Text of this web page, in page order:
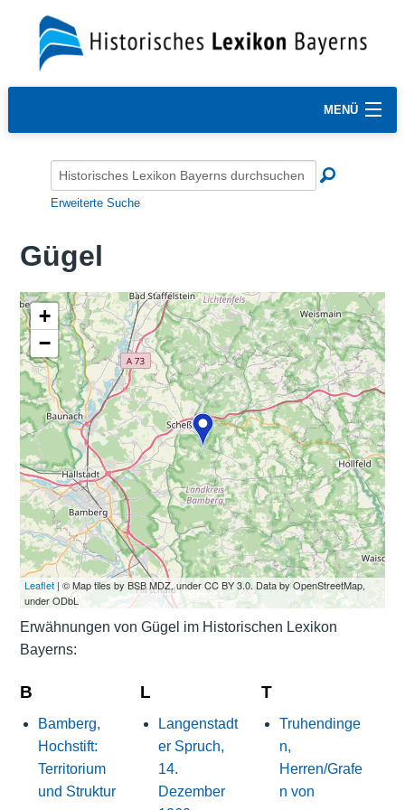
MENÜ
Erweiterte Suche
Gügel
+
−
Leaflet| © Map tiles by BSB MDZ, under CC BY 3.0. Data by OpenStreetMap,
under ODbL
Erwähnungen von Gügel im Historischen Lexikon
Bayerns:
B
Bamberg,
Hochstift:
Territorium
und Struktur
L
Langenstadt
er Spruch,
14.
Dezember
T
Truhendinge
n,
Herren/Grafe
n von